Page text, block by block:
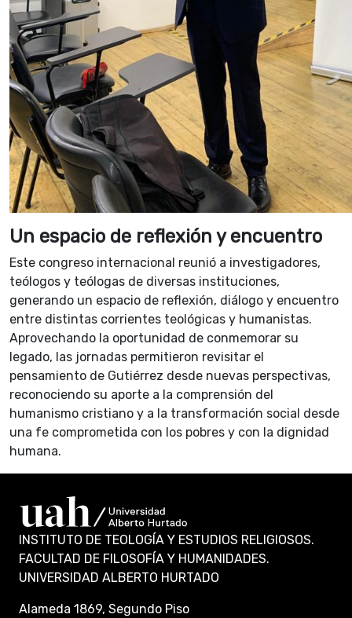
Un espacio de reflexión y encuentro
Este congreso internacional reunió a investigadores,
teólogos y teólogas de diversas instituciones,
generando un espacio de reflexión, diálogo y encuentro
entre distintas corrientes teológicas y humanistas.
Aprovechando la oportunidad de conmemorar su
legado, las jornadas permitieron revisitar el
pensamiento de Gutiérrez desde nuevas perspectivas,
reconociendo su aporte a la comprensión del
humanismo cristiano y a la transformación social desde
una fe comprometida con los pobres y con la dignidad
humana.
INSTITUTO DE TEOLOGÍA Y ESTUDIOS RELIGIOSOS.
FACULTAD DE FILOSOFÍA Y HUMANIDADES.
UNIVERSIDAD ALBERTO HURTADO
Alameda 1869, Segundo Piso